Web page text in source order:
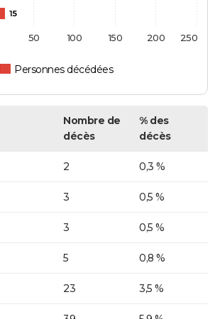
15
Personnes décédées
50 100 150 200 250
Nombre de
décès
% des
décès
2 0,3 %
3 0,5 %
3 0,5 %
5 0,8 %
23 3,5 %